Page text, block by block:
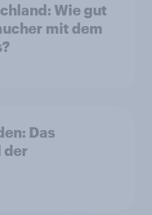
Wie gut
mit dem
Das
der